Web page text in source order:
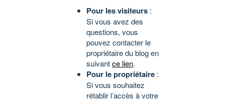
Pour les visiteurs :
Si vous avez des
questions, vous
pouvez contacter le
propriétaire du blog en
suivantce lien.
Pour le propriétaire :
Si vous souhaitez
rétablir l’accès à votre